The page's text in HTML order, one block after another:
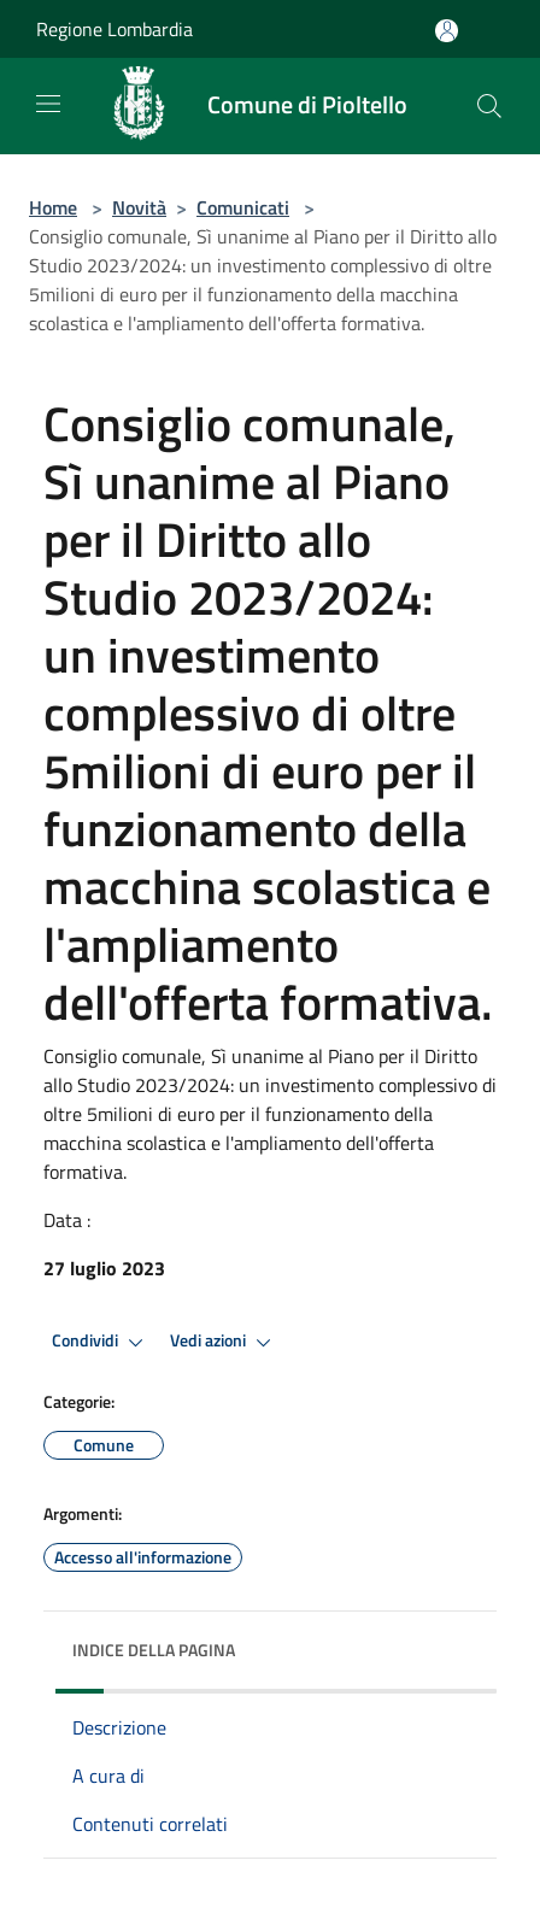
Regione Lombardia
Comune di Pioltello
Home > Novità > Comunicati >
Consiglio comunale, Sì unanime al Piano per il Diritto allo
Studio 2023/2024: un investimento complessivo di oltre
5milioni di euro per il funzionamento della macchina
scolastica e l'ampliamento dell'offerta formativa.
Consiglio comunale,
Sì unanime al Piano
per il Diritto allo
Studio 2023/2024:
un investimento
complessivo di oltre
5milioni di euro per il
funzionamento della
macchina scolastica e
l'ampliamento
dell'offerta formativa.
Consiglio comunale, Sì unanime al Piano per il Diritto
allo Studio 2023/2024: un investimento complessivo di
oltre 5milioni di euro per il funzionamento della
macchina scolastica e l'ampliamento dell'offerta
formativa.
Data :
27 luglio 2023
Condividi Vedi azioni
Categorie:
Comune
Argomenti:
Accesso all'informazione
INDICE DELLA PAGINA
Descrizione
A cura di
Contenuti correlati